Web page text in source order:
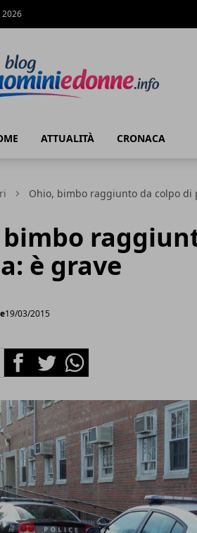
2026
ATTUALITÀ CRONACA
Ohio, bimbo raggiunto da colpo di
è grave
19/03/2015
FacebookTwitterWhatsapp